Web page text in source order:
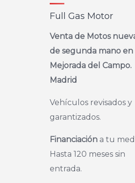
Full Gas Motor
Venta de Motos
de segunda mano en
Mejorada del Campo.
Madrid
Vehículos revisados y
garantizados.
Financiación a tu
Hasta 120 meses sin
entrada.